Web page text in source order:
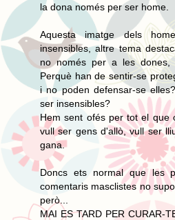
la dona només per ser home.
Aquesta imatge dels
insensibles, altre tema
no només per a les
Perquè han de sentir-se
i no poden defensar-se
ser insensibles?
Hem sent ofés per tot el
vull ser gens d'allò, vull ser
gana.
Doncs ets normal que les
comentaris masclistes no
però...
MAI ES TARD PER CURAR-